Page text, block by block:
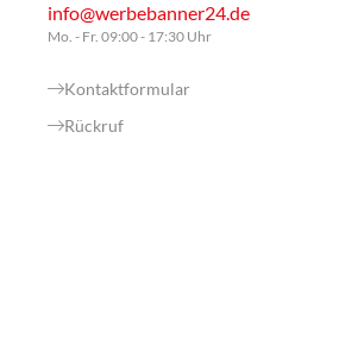
info@werbebanner24.de
Mo. - Fr. 09:00 - 17:30 Uhr
Kontaktformular
Rückruf